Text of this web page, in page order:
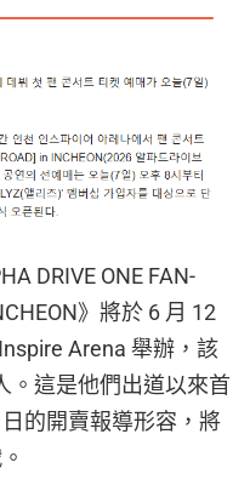
DRIVE ONE FAN-
》將於 6 月 12
Arena 舉辦，該
。這是他們出道以來首
的開賣報導形容，將